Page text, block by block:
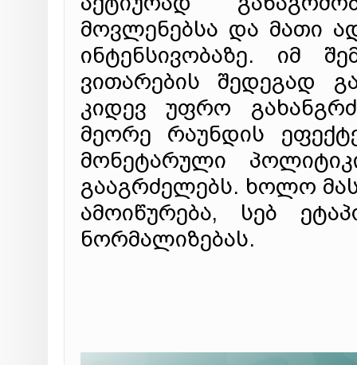
მოვლენებსა და მათი
ინტენსივობაზე. იმ
ვითარების შედეგად
კიდევ უფრო
მეორე რაუნდის
მონეტარული
გააგრძელებს. ხოლო
ამოიწურება, სებ
ნორმალიზებას.